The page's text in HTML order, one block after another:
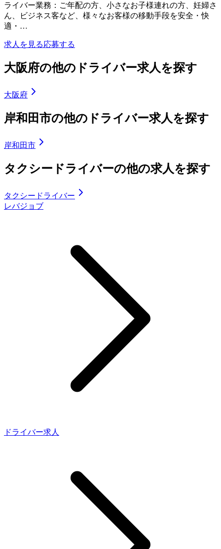
ライバー業務：ご年配の方、小さなお子様連れの方、妊婦さ
ん、ビジネス客など、様々なお客様の移動手段を安全・快
適・…
求人を見る応募する
大阪府の他のドライバー求人を探す
大阪府
岸和田市の他のドライバー求人を探す
岸和田市
タクシードライバーの他の求人を探す
タクシードライバー
レバジョブ
ドライバー求人